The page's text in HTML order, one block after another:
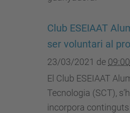
Club ESEIAAT
ser voluntari al
23/03/2021 de 09:00
El Club ESEIAAT
Tecnologia (SCT),
incorpora